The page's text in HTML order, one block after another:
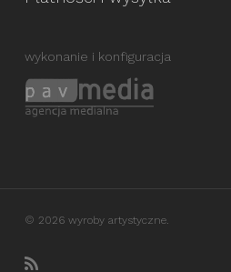
wykonanie i konfiguracja
© 2026 wyroby artystyczne.
RSS